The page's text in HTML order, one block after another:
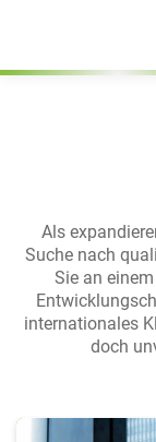
Als
Suche nach
Sie an
internationales
doch